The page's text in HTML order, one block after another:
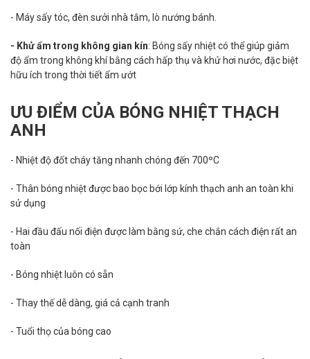
- Máy sấy tóc, đèn sưởi nhà tắm, lò nướng bánh.
- Khử ẩm trong không gian kín: Bóng sấy nhiệt có thể giúp giảm
độ ẩm trong không khí bằng cách hấp thụ và khử hơi nước, đặc biệt
hữu ích trong thời tiết ẩm ướt
ƯU ĐIỂM CỦA BÓNG NHIỆT THẠCH
ANH
- Nhiệt độ đốt cháy tăng nhanh chóng đến 700ºC
- Thân bóng nhiệt được bao bọc bới lớp kính thạch anh an toàn khi
sử dụng
- Hai đầu đấu nối điện được làm bằng sứ, che chắn cách điện rất an
toàn
- Bóng nhiệt luôn có sẵn
- Thay thế dễ dàng, giá cả cạnh tranh
- Tuổi thọ của bóng cao